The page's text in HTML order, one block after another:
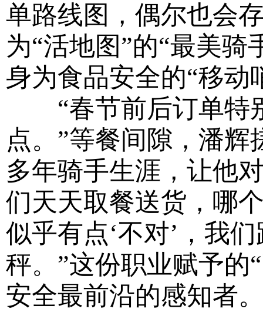
单路线图，偶尔也会
为“活地图”的“最美
身为食品安全的“移动
“春节前后订单特
点。”等餐间隙，潘
多年骑手生涯，让他
们天天取餐送货，哪
似乎有点‘不对’，我
秤。”这份职业赋予的
安全最前沿的感知者